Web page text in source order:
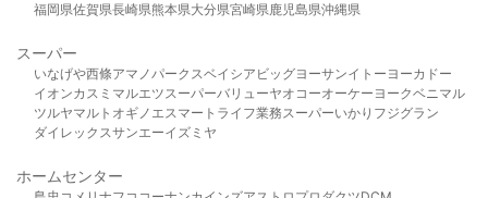
福岡県佐賀県長崎県熊本県大分県宮崎県鹿児島県沖縄県
スーパー
いなげや西條アマノパークスベイシア ビッグヨーサンイトーヨーカドー
イオンカスミ マルエツスーパーバリューヤオコーオーケー ヨークベニマル
ツルヤマルト オギノ エスマート ライフ業務スーパーいかり フジグラン
ダイレックスサンエーイズミヤ
ホームセンター